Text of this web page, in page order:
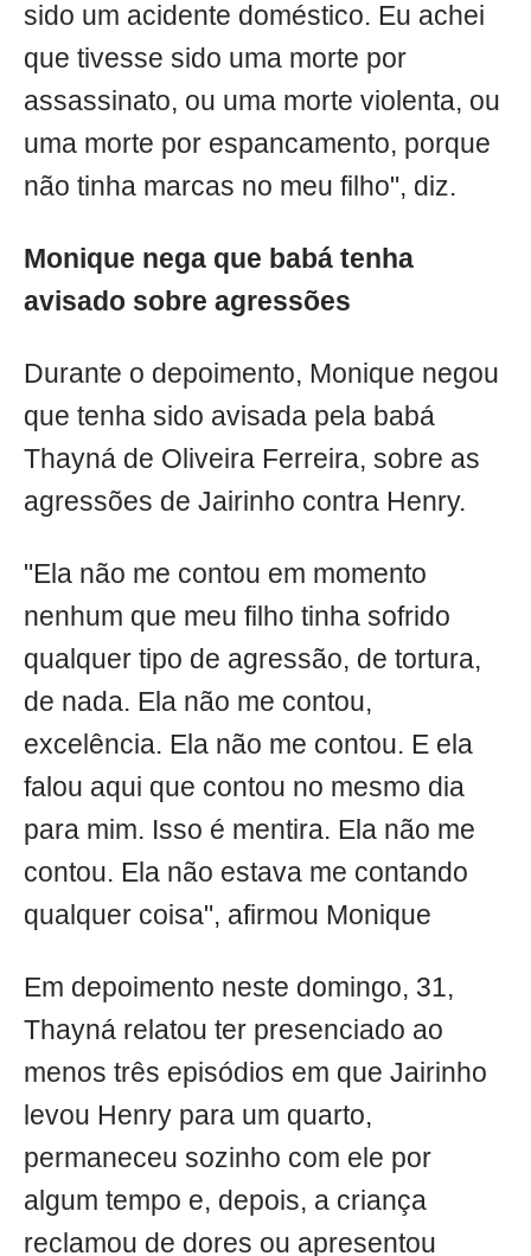
sido um acidente doméstico. Eu achei
que tivesse sido uma morte por
assassinato, ou uma morte violenta, ou
uma morte por espancamento, porque
não tinha marcas no meu filho", diz.
Monique nega que babá tenha
avisado sobre agressões
Durante o depoimento, Monique negou
que tenha sido avisada pela babá
Thayná de Oliveira Ferreira, sobre as
agressões de Jairinho contra Henry.
"Ela não me contou em momento
nenhum que meu filho tinha sofrido
qualquer tipo de agressão, de tortura,
de nada. Ela não me contou,
excelência. Ela não me contou. E ela
falou aqui que contou no mesmo dia
para mim. Isso é mentira. Ela não me
contou. Ela não estava me contando
qualquer coisa", afirmou Monique
Em depoimento neste domingo, 31,
Thayná relatou ter presenciado ao
menos três episódios em que Jairinho
levou Henry para um quarto,
permaneceu sozinho com ele por
algum tempo e, depois, a criança
reclamou de dores ou apresentou